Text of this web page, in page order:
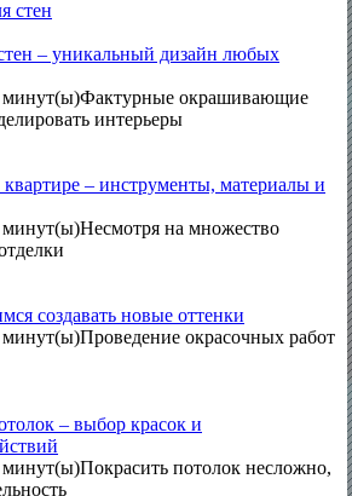
– уникальный дизайн любых
минут(ы)Фактурные окрашивающие
интерьеры
– инструменты, материалы и
на множество
создавать новые оттенки
окрасочных работ
– выбор красок и
потолок несложно,